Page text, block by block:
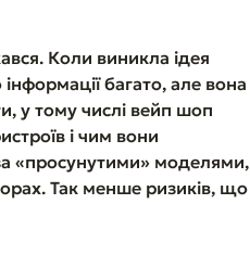
Коли виникла ідея
багато, але вона
у тому числі вейп шоп
і чим вони
«просунутими» моделями,
Так менше ризиків, що